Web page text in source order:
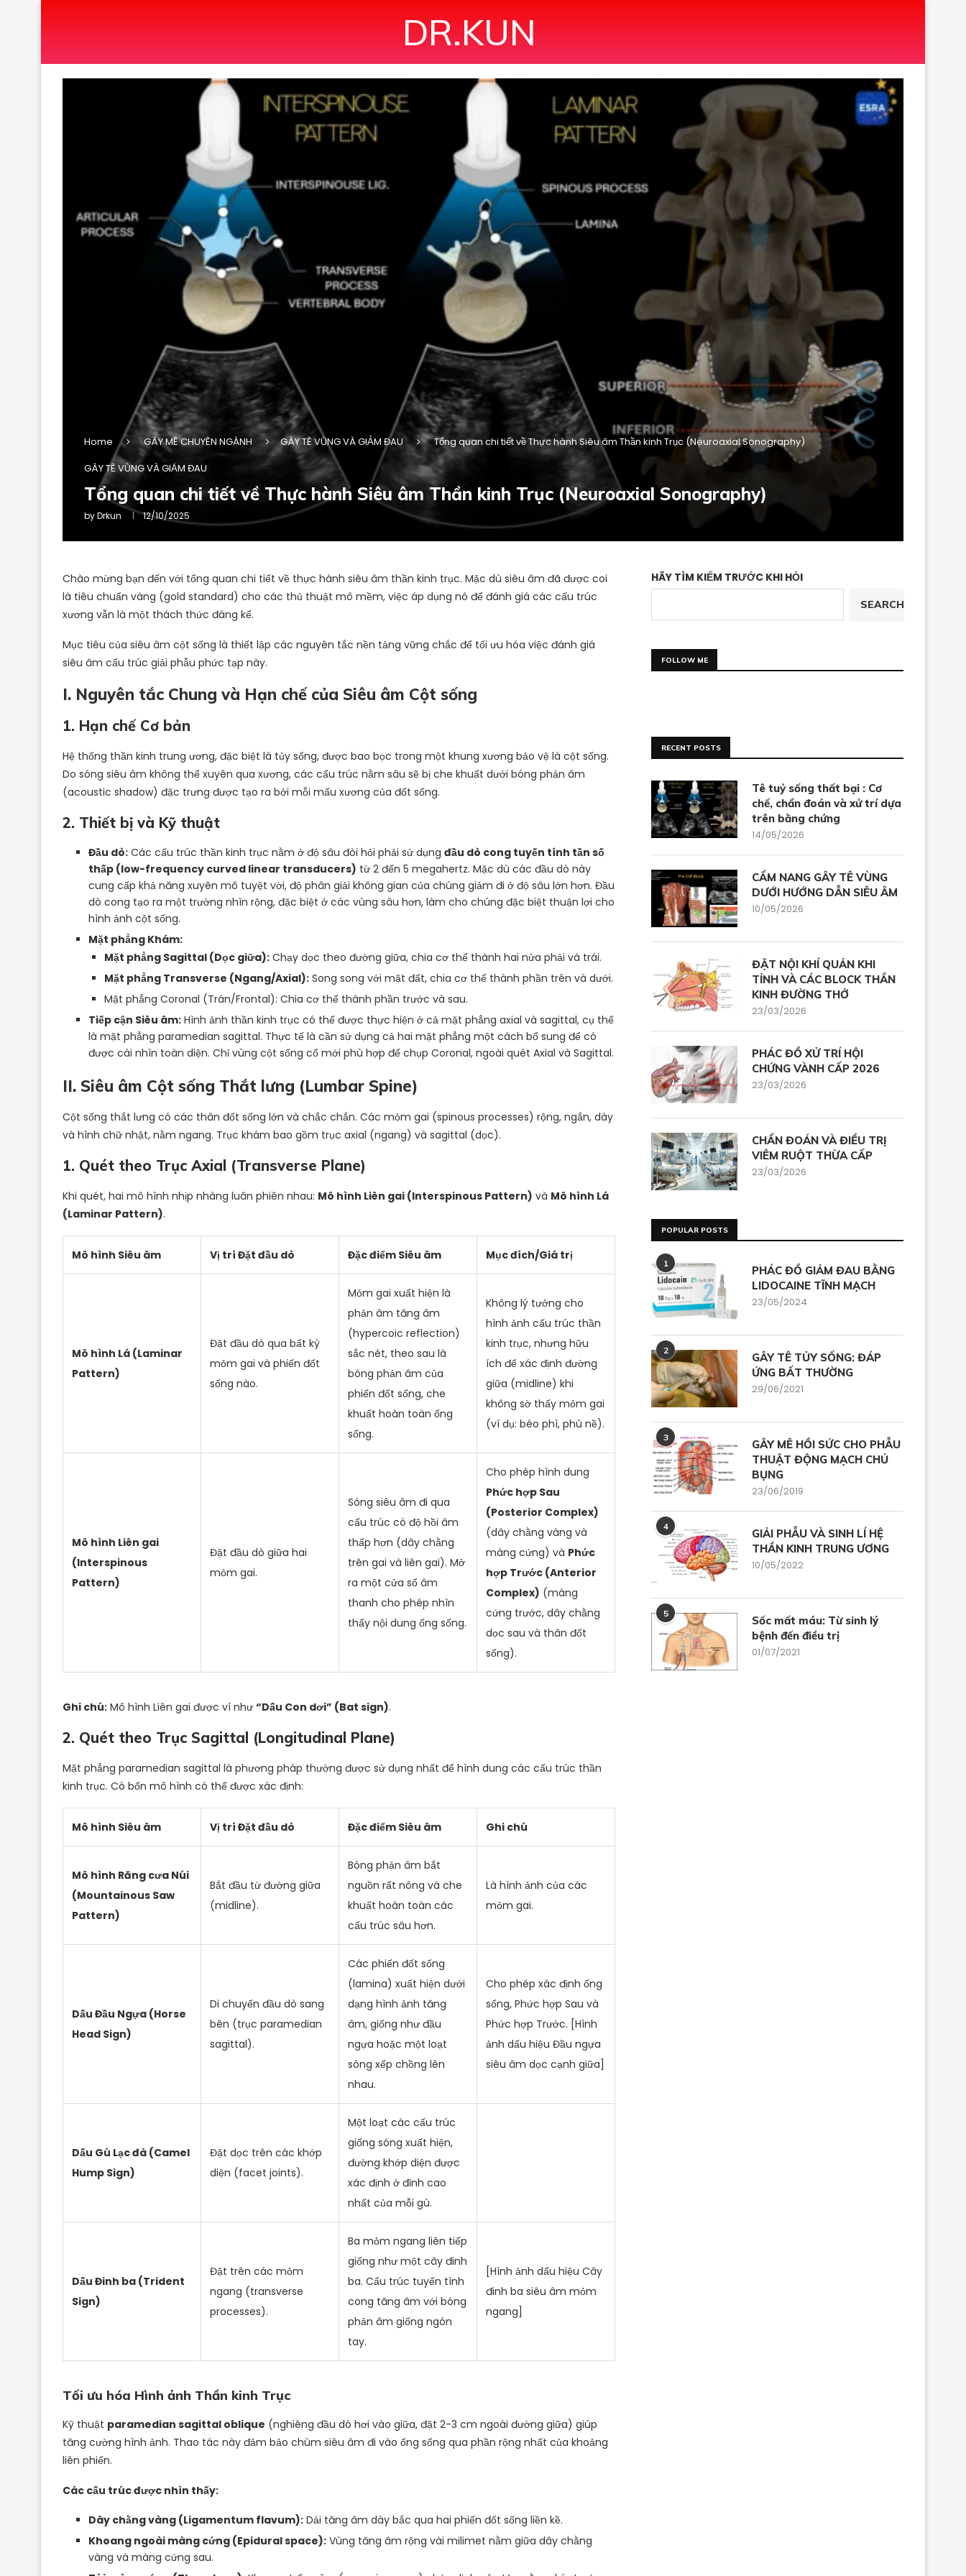
DR.KUN
Home GÂY MÊ CHUYÊN NGÀNH GÂY TÊ VÙNG VÀ GIẢM ĐAU
Tổng quan chi tiết về Thực hành Siêu âm Thần kinh Trục (Neuroaxial Sonography)
GÂY TÊ VÙNG VÀ GIẢM ĐAU
Tổng quan chi tiết về Thực hành Siêu âm Thần kinh Trục (Neuroaxial Sonography)
byDrkun 12/10/2025
Chào mừng bạn đến với tổng quan chi tiết về thực hành siêu âm thần kinh trục. Mặc dù siêu âm đã được coi
là tiêu chuẩn vàng (gold standard) cho các thủ thuật mô mềm, việc áp dụng nó để đánh giá các cấu trúc
xương vẫn là một thách thức đáng kể.
Mục tiêu của siêu âm cột sống là thiết lập các nguyên tắc nền tảng vững chắc để tối ưu hóa việc đánh giá
siêu âm cấu trúc giải phẫu phức tạp này.
I. Nguyên tắc Chung và Hạn chế của Siêu âm Cột sống
1. Hạn chế Cơ bản
Hệ thống thần kinh trung ương, đặc biệt là tủy sống, được bao bọc trong một khung xương bảo vệ là cột sống.
Do sóng siêu âm không thể xuyên qua xương, các cấu trúc nằm sâu sẽ bị che khuất dưới bóng phản âm
(acoustic shadow) đặc trưng được tạo ra bởi mỗi mấu xương của đốt sống.
2. Thiết bị và Kỹ thuật
Đầu dò: Các cấu trúc thần kinh trục nằm ở độ sâu đòi hỏi phải sử dụng đầu dò cong tuyến tính tần số
thấp (low-frequency curved linear transducers) từ 2 đến 5 megahertz. Mặc dù các đầu dò này
cung cấp khả năng xuyên mô tuyệt vời, độ phân giải không gian của chúng giảm đi ở độ sâu lớn hơn. Đầu
dò cong tạo ra một trường nhìn rộng, đặc biệt ở các vùng sâu hơn, làm cho chúng đặc biệt thuận lợi cho
hình ảnh cột sống.
Mặt phẳng Khám:
Mặt phẳng Sagittal (Dọc giữa): Chạy dọc theo đường giữa, chia cơ thể thành hai nửa phải và trái.
Mặt phẳng Transverse (Ngang/Axial): Song song với mặt đất, chia cơ thể thành phần trên và dưới.
Mặt phẳng Coronal (Trán/Frontal): Chia cơ thể thành phần trước và sau.
Tiếp cận Siêu âm: Hình ảnh thần kinh trục có thể được thực hiện ở cả mặt phẳng axial và sagittal, cụ thể
là mặt phẳng paramedian sagittal. Thực tế là cần sử dụng cả hai mặt phẳng một cách bổ sung để có
được cái nhìn toàn diện. Chỉ vùng cột sống cổ mới phù hợp để chụp Coronal, ngoài quét Axial và Sagittal.
II. Siêu âm Cột sống Thắt lưng (Lumbar Spine)
Cột sống thắt lưng có các thân đốt sống lớn và chắc chắn. Các mỏm gai (spinous processes) rộng, ngắn, dày
và hình chữ nhật, nằm ngang. Trục khám bao gồm trục axial (ngang) và sagittal (dọc).
1. Quét theo Trục Axial (Transverse Plane)
Khi quét, hai mô hình nhịp nhàng luân phiên nhau: Mô hình Liên gai (Interspinous Pattern) và Mô hình Lá
(Laminar Pattern).
Mô hình Siêu âm Vị trí Đặt đầu dò Đặc điểm Siêu âm Mục đích/Giá trị
Mô hình Lá (Laminar
Pattern)
Đặt đầu dò qua bất kỳ
mỏm gai và phiến đốt
sống nào.
Mỏm gai xuất hiện là
phản âm tăng âm
(hypercoic reflection)
sắc nét, theo sau là
bóng phản âm của
phiến đốt sống, che
khuất hoàn toàn ống
sống.
Không lý tưởng cho
hình ảnh cấu trúc thần
kinh trục, nhưng hữu
ích để xác định đường
giữa (midline) khi
không sờ thấy mỏm gai
(ví dụ: béo phì, phù nề).
Mô hình Liên gai
(Interspinous
Pattern)
Đặt đầu dò giữa hai
mỏm gai.
Sóng siêu âm đi qua
cấu trúc có độ hồi âm
thấp hơn (dây chằng
trên gai và liên gai). Mở
ra một cửa sổ âm
thanh cho phép nhìn
thấy nội dung ống sống.
Cho phép hình dung
Phức hợp Sau
(Posterior Complex)
(dây chằng vàng và
màng cứng) và Phức
hợp Trước (Anterior
Complex) (màng
cứng trước, dây chằng
dọc sau và thân đốt
sống).
Ghi chú: Mô hình Liên gai được ví như “Dấu Con dơi” (Bat sign).
2. Quét theo Trục Sagittal (Longitudinal Plane)
Mặt phẳng paramedian sagittal là phương pháp thường được sử dụng nhất để hình dung các cấu trúc thần
kinh trục. Có bốn mô hình có thể được xác định:
Mô hình Siêu âm Vị trí Đặt đầu dò Đặc điểm Siêu âm Ghi chú
Mô hình Răng cưa Núi
(Mountainous Saw
Pattern)
Bắt đầu từ đường giữa
(midline).
Bóng phản âm bắt
nguồn rất nông và che
khuất hoàn toàn các
cấu trúc sâu hơn.
Là hình ảnh của các
mỏm gai.
Dấu Đầu Ngựa (Horse
Head Sign)
Di chuyển đầu dò sang
bên (trục paramedian
sagittal).
Các phiến đốt sống
(lamina) xuất hiện dưới
dạng hình ảnh tăng
âm, giống như đầu
ngựa hoặc một loạt
sóng xếp chồng lên
nhau.
Cho phép xác định ống
sống, Phức hợp Sau và
Phức hợp Trước. [Hình
ảnh dấu hiệu Đầu ngựa
siêu âm dọc cạnh giữa]
Dấu Gù Lạc đà (Camel
Hump Sign)
Đặt dọc trên các khớp
diện (facet joints).
Một loạt các cấu trúc
giống sóng xuất hiện,
đường khớp diện được
xác định ở đỉnh cao
nhất của mỗi gù.
Dấu Đinh ba (Trident
Sign)
Đặt trên các mỏm
ngang (transverse
processes).
Ba mỏm ngang liên tiếp
giống như một cây đinh
ba. Cấu trúc tuyến tính
cong tăng âm với bóng
phản âm giống ngón
tay.
[Hình ảnh dấu hiệu Cây
đinh ba siêu âm mỏm
ngang]
Tối ưu hóa Hình ảnh Thần kinh Trục
Kỹ thuật paramedian sagittal oblique (nghiêng đầu dò hơi vào giữa, đặt 2-3 cm ngoài đường giữa) giúp
tăng cường hình ảnh. Thao tác này đảm bảo chùm siêu âm đi vào ống sống qua phần rộng nhất của khoảng
liên phiến.
Các cấu trúc được nhìn thấy:
Dây chằng vàng (Ligamentum flavum): Dải tăng âm dày bắc qua hai phiến đốt sống liền kề.
Khoang ngoài màng cứng (Epidural space): Vùng tăng âm rộng vài milimet nằm giữa dây chằng
vàng và màng cứng sau.
HÃY TÌM KIẾM TRƯỚC KHI HỎI
SEARCH
FOLLOW ME
RECENT POSTS
Tê tuỷ sống thất bại : Cơ
chế, chẩn đoán và xử trí dựa
trên bằng chứng
14/05/2026
CẨM NANG GÂY TÊ VÙNG
DƯỚI HƯỚNG DẪN SIÊU ÂM
10/05/2026
ĐẶT NỘI KHÍ QUẢN KHI
TỈNH VÀ CÁC BLOCK THẦN
KINH ĐƯỜNG THỞ
23/03/2026
PHÁC ĐỒ XỬ TRÍ HỘI
CHỨNG VÀNH CẤP 2026
23/03/2026
CHẨN ĐOÁN VÀ ĐIỀU TRỊ
VIÊM RUỘT THỪA CẤP
23/03/2026
POPULAR POSTS
1
PHÁC ĐỒ GIẢM ĐAU BẰNG
LIDOCAINE TĨNH MẠCH
23/05/2024
2
GÂY TÊ TỦY SỐNG: ĐÁP
ỨNG BẤT THƯỜNG
29/06/2021
3
GÂY MÊ HỒI SỨC CHO PHẪU
THUẬT ĐỘNG MẠCH CHỦ
BỤNG
23/06/2019
4
GIẢI PHẪU VÀ SINH LÍ HỆ
THẦN KINH TRUNG ƯƠNG
10/05/2022
5
Sốc mất máu: Từ sinh lý
bệnh đến điều trị
01/07/2021